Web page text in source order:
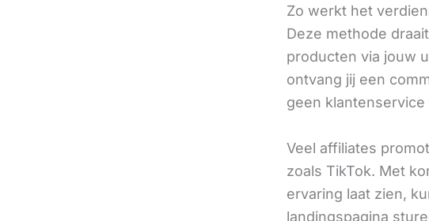
Zo werkt het
Deze methode
producten via jouw
ontvang jij een
geen
Veel affiliates
zoals TikTok. Met
ervaring laat zien,
landingspagina